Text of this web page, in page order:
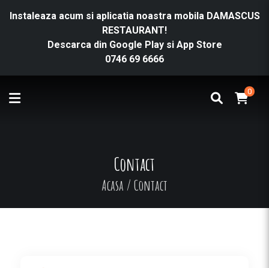
Instaleaza acum si aplicatia noastra mobila DAMASCUS
RESTAURANT!
Descarca din Google Playsi App Store
0746 69 6666
0
Contact
Acasa / Contact